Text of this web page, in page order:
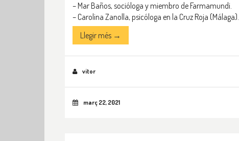
– Mar Baños, socióloga y miembro de Farmamundi.
– Carolina Zanolla, psicóloga en la Cruz Roja (Málaga).
Llegir més →
vitor
març 22, 2021